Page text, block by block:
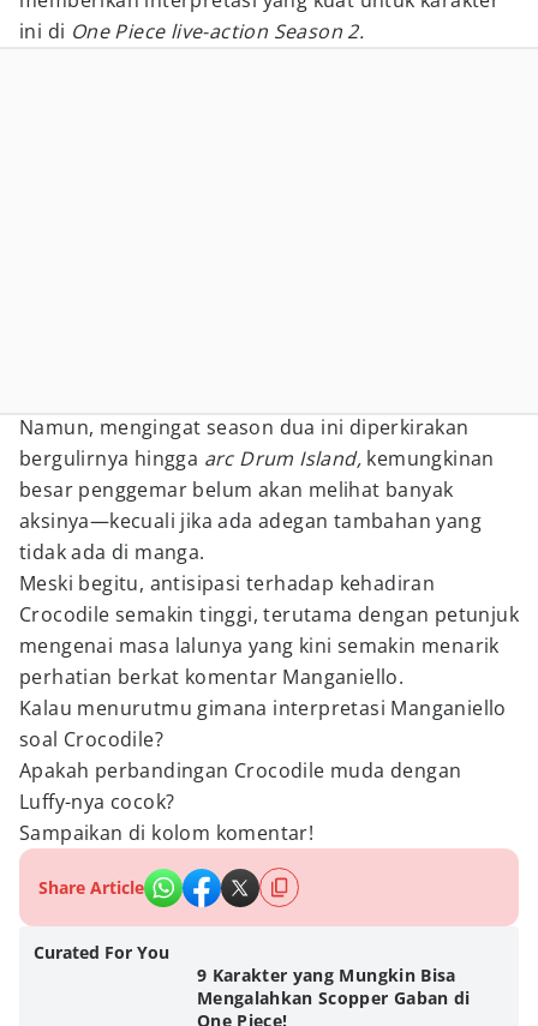
ini di One Piece live-action Season 2.
Namun, mengingat season dua ini diperkirakan
bergulirnya hingga arc Drum Island, kemungkinan
besar penggemar belum akan melihat banyak
aksinya—kecuali jika ada adegan tambahan yang
tidak ada di manga.
Meski begitu, antisipasi terhadap kehadiran
Crocodile semakin tinggi, terutama dengan petunjuk
mengenai masa lalunya yang kini semakin menarik
perhatian berkat komentar Manganiello.
Kalau menurutmu gimana interpretasi Manganiello
soal Crocodile?
Apakah perbandingan Crocodile muda dengan
Luffy-nya cocok?
Sampaikan di kolom komentar!
Share Article
Curated For You
9 Karakter yang Mungkin Bisa
Mengalahkan Scopper Gaban di
One Piece!